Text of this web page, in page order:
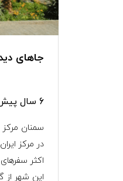
جاهای
6 سال پیش -
سمنان
در مرکز
اکثر
این شهر از